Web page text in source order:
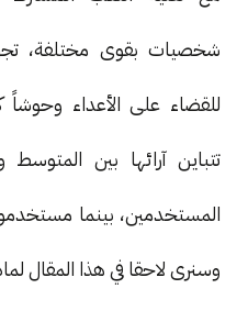
شخصيات بقوى مختلفة،
للقضاء على الأعداء وحوشاً
تتباين آرائها بين
المستخدمين، بينما
وسنرى لاحقا في هذا المقال